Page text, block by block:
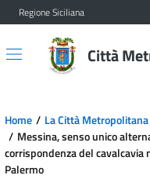
Vai al contenuto principale
Vai al menu principale
Regione Siciliana
Città
Home La Città Metropolitana
Messina, senso unico
corrispondenza del cavalcavia
Palermo